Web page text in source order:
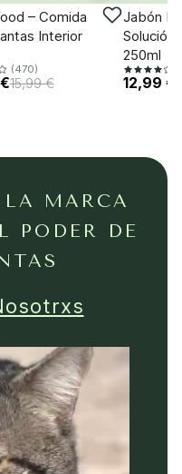
– Comida
Interior
(470)
15,99 €
-18%
Jabón
Solución
250ml
12,99 €
MARCA
PODER DE